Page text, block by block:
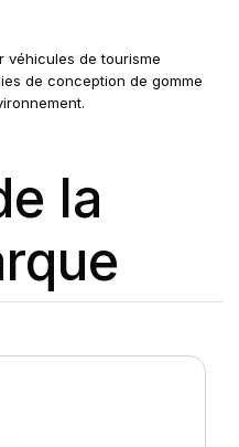
véhicules de tourisme
de conception de gomme
la